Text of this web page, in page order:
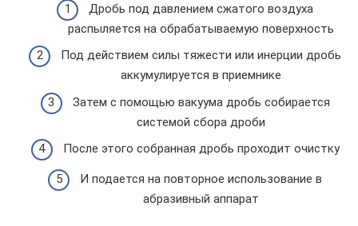
Дробь под давлением сжатого воздуха
распыляется на обрабатываемую поверхность
Под действием силы тяжести или инерции дробь
аккумулируется в приемнике
Затем с помощью вакуума дробь собирается
системой сбора дроби
После этого собранная дробь проходит очистку
И подается на повторное использование в
абразивный аппарат